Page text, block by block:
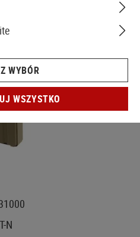
N
WYBÓR
WSZYSTKO